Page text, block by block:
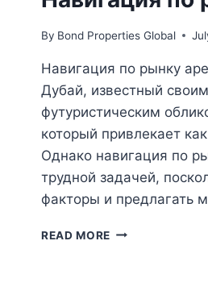
By Bond Properties Global
Навигация по рынку
Дубай, известный
футуристическим
который привлекает
Однако навигация по
трудной задачей,
факторы и предлагать
READ MORE НАВИГАЦИЯ